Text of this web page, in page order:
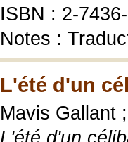
ISBN : 2-
Notes :
L'été d'un
Mavis Gallant
L'été d'un